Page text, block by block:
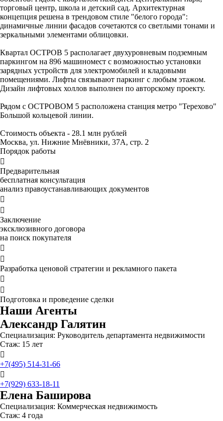
торговый центр, школа и детский сад. Архитектурная
концепция решена в трендовом стиле "белого города":
динамичные линии фасадов сочетаются со светлыми тонами и
зеркальными элементами облицовки.
Квартал ОСТРОВ 5 располагает двухуровневым подземным
паркингом на 896 машиномест с возможностью установки
зарядных устройств для электромобилей и кладовыми
помещениями. Лифты связывают паркинг с любым этажом.
Дизайн лифтовых холлов выполнен по авторскому проекту.
Рядом с ОСТРОВОМ 5 расположена станция метро "Терехово"
Большой кольцевой линии.
Стоимость объекта - 28.1 млн рублей
Москва, ул. Нижние Мнёвники, 37А, стр. 2
Порядок работы

Предварительная
бесплатная консультация
анализ правоустанавливающих документов


Заключение
эксклюзивного договора
на поиск покупателя


Разработка ценовой стратегии и рекламного пакета


Подготовка и проведение сделки
Наши Агенты
Александр Галятин
Специализация: Руководитель департамента недвижимости
Стаж: 15 лет

+7(495) 514-31-66

+7(929) 633-18-11
Елена Баширова
Специализация: Коммерческая недвижимость
Стаж: 4 года